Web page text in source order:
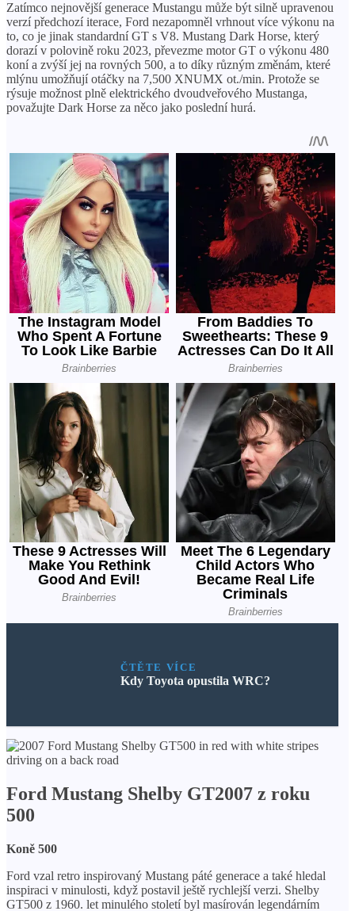
Zatímco nejnovější generace Mustangu může být silně upravenou
verzí předchozí iterace, Ford nezapomněl vrhnout více výkonu na
to, co je jinak standardní GT s V8. Mustang Dark Horse, který
dorazí v polovině roku 2023, převezme motor GT o výkonu 480
koní a zvýší jej na rovných 500, a to díky různým změnám, které
mlýnu umožňují otáčky na 7,500 XNUMX ot./min. Protože se
rýsuje možnost plně elektrického dvoudveřového Mustanga,
považujte Dark Horse za něco jako poslední hurá.
ČTĚTE VÍCE
Kdy Toyota opustila WRC?
Ford Mustang Shelby GT2007 z roku
500
Koně 500
Ford vzal retro inspirovaný Mustang páté generace a také hledal
inspiraci v minulosti, když postavil ještě rychlejší verzi. Shelby
GT500 z 1960. let minulého století byl masírován legendárním